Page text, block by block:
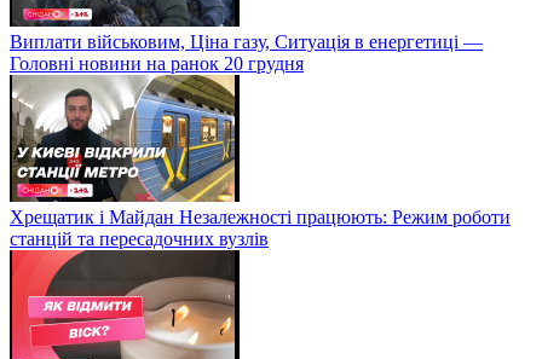
Виплати військовим, Ціна газу, Ситуація в енергетиці —
Головні новини на ранок 20 грудня
Хрещатик і Майдан Незалежності працюють: Режим роботи
станцій та пересадочних вузлів